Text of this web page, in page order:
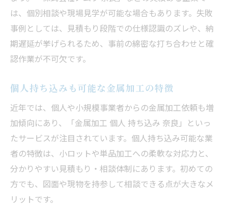
は、個別相談や現場見学が可能な場合もあります。失敗
事例としては、見積もり段階での仕様認識のズレや、納
期遅延が挙げられるため、事前の綿密な打ち合わせと確
認作業が不可欠です。
個人持ち込みも可能な金属加工の特徴
近年では、個人や小規模事業者からの金属加工依頼も増
加傾向にあり、「金属加工 個人 持ち込み 奈良」といっ
たサービスが注目されています。個人持ち込み可能な業
者の特徴は、小ロットや単品加工への柔軟な対応力と、
分かりやすい見積もり・相談体制にあります。初めての
方でも、図面や現物を持参して相談できる点が大きなメ
リットです。